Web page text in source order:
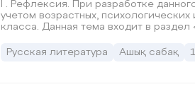
учетом возрастных,
класса. Данная тема входит в раздел «Тема социального неравенства в литературе». Цели урока: -
и власти денег»; - характеризовать героев произведения, определяя их роль и значение в системе
персонажей; - сохраняя основную мысль текста, выражать личную оценку. Цели обучения:
Русская литература Ашық сабақ